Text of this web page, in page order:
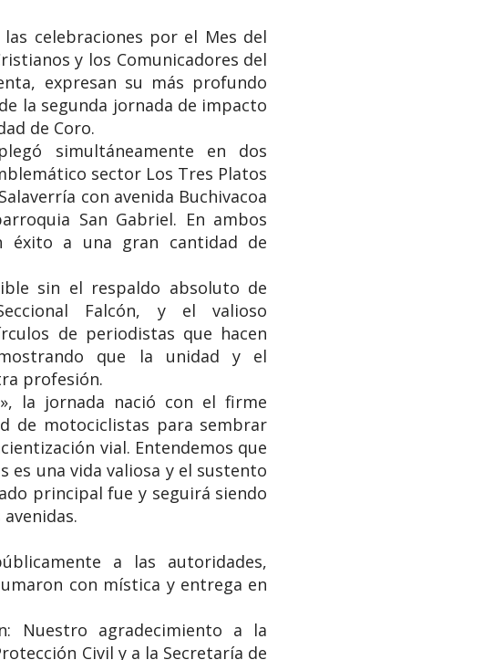
las celebraciones por el Mes del
y los Comunicadores del
expresan su más profundo
la segunda jornada de impacto
de Coro.
simultáneamente en dos
sector Los Tres Platos
con avenida Buchivacoa
San Gabriel. En ambos
éxito a una gran cantidad de
sin el respaldo absoluto de
Falcón, y el valioso
de periodistas que hacen
que la unidad y el
profesión.
la jornada nació con el firme
de motociclistas para sembrar
vial. Entendemos que
es una vida valiosa y el sustento
principal fue y seguirá siendo
a las autoridades,
con mística y entrega en
Nuestro agradecimiento a la
Civil y a la Secretaría de